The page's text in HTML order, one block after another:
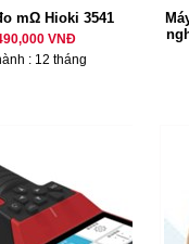
mΩ Hioki 3541
VNĐ
: 12 tháng